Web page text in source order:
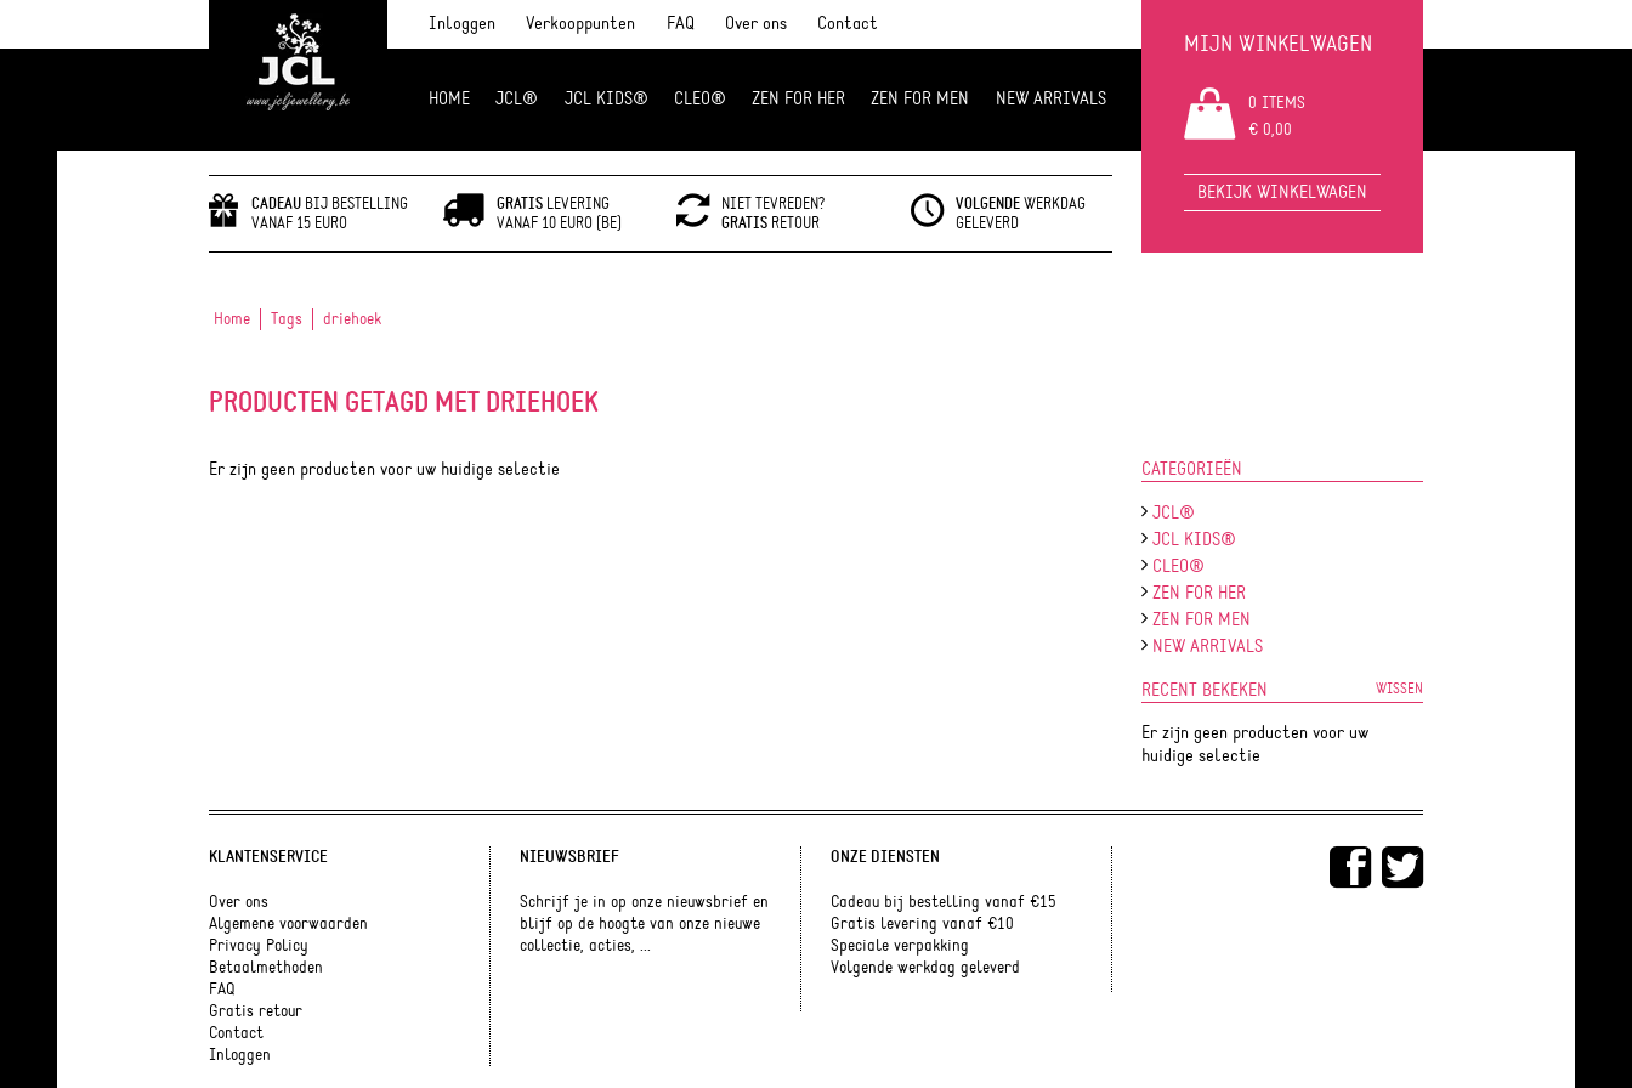
Inloggen Verkooppunten FAQ Over ons Contact
MIJN WINKELWAGEN
0 ITEMS
€ 0,00
BEKIJK WINKELWAGEN
HOME JCL® JCL KIDS® CLEO® ZEN FOR HER ZEN FOR MEN NEW ARRIVALS
CADEAU BIJ BESTELLING
VANAF 15 EURO
GRATISLEVERING
VANAF 10 EURO (BE)
NIET TEVREDEN?
GRATIS RETOUR
VOLGENDEWERKDAG
GELEVERD
Home Tags driehoek
PRODUCTEN GETAGD MET DRIEHOEK
Er zijn geen producten voor uw huidige selectie
CATEGORIEËN
JCL®
JCL KIDS®
CLEO®
ZEN FOR HER
ZEN FOR MEN
NEW ARRIVALS
RECENT BEKEKEN
WISSEN
Er zijn geen producten voor uw
huidige selectie
KLANTENSERVICE
Over ons
Algemene voorwaarden
Privacy Policy
Betaalmethoden
FAQ
Gratis retour
Contact
Inloggen
NIEUWSBRIEF
Schrijf je in op onze nieuwsbrief en
blijf op de hoogte van onze nieuwe
collectie, acties, ...
ONZE DIENSTEN
Cadeau bij bestelling vanaf €15
Gratis levering vanaf €10
Speciale verpakking
Volgende werkdag geleverd